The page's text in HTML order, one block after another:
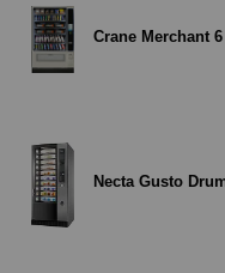
Crane Merchant
Necta Gusto